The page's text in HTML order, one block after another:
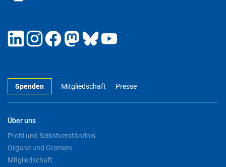
Spenden Mitgliedschaft Presse
Über uns
Profil und Selbstverständnis
Organe und Gremien
Mitgliedschaft